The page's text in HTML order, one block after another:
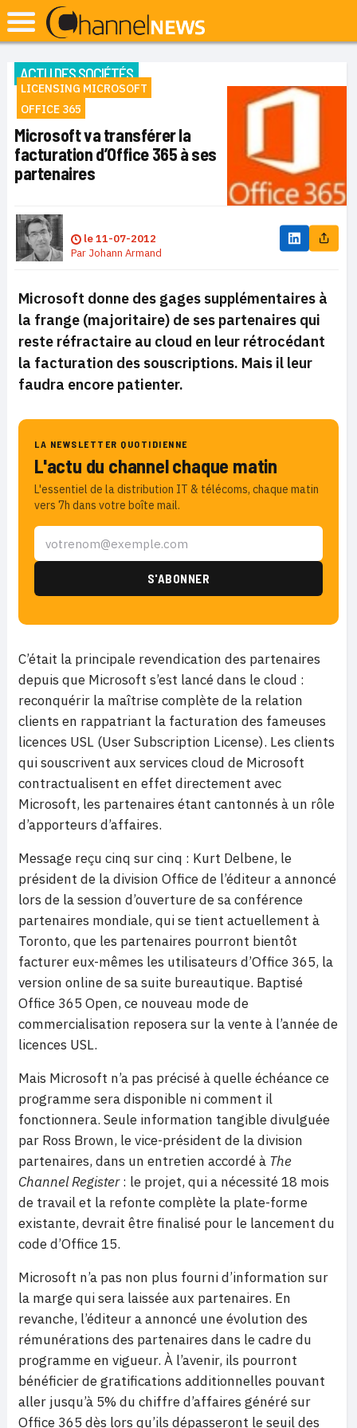
ACTU DES SOCIÉTÉS
LICENSING MICROSOFT
OFFICE 365
Microsoft va transférer la
facturation d’Office 365 à ses
partenaires
le11-07-2012
Par Johann Armand
Microsoft donne des gages supplémentaires à
la frange (majoritaire) de ses partenaires qui
reste réfractaire au cloud en leur rétrocédant
la facturation des souscriptions. Mais il leur
faudra encore patienter.
LA NEWSLETTER QUOTIDIENNE
L'actu du channel chaque matin
L'essentiel de la distribution IT & télécoms, chaque matin
vers 7h dans votre boîte mail.
C’était la principale revendication des partenaires
depuis que Microsoft s’est lancé dans le cloud :
reconquérir la maîtrise complète de la relation
clients en rappatriant la facturation des fameuses
licences USL (User Subscription License). Les clients
qui souscrivent aux services cloud de Microsoft
contractualisent en effet directement avec
Microsoft, les partenaires étant cantonnés à un rôle
d’apporteurs d’affaires.
Message reçu cinq sur cinq : Kurt Delbene, le
président de la division Office de l’éditeur a annoncé
lors de la session d’ouverture de sa conférence
partenaires mondiale, qui se tient actuellement à
Toronto, que les partenaires pourront bientôt
facturer eux-mêmes les utilisateurs d’Office 365, la
version online de sa suite bureautique. Baptisé
Office 365 Open, ce nouveau mode de
commercialisation reposera sur la vente à l’année de
licences USL.
Mais Microsoft n’a pas précisé à quelle échéance ce
programme sera disponible ni comment il
fonctionnera. Seule information tangible divulguée
par Ross Brown, le vice-président de la division
partenaires, dans un entretien accordé à The
Channel Register: le projet, qui a nécessité 18 mois
de travail et la refonte complète la plate-forme
existante, devrait être finalisé pour le lancement du
code d’Office 15.
Microsoft n’a pas non plus fourni d’information sur
la marge qui sera laissée aux partenaires. En
revanche, l’éditeur a annoncé une évolution des
rémunérations des partenaires dans le cadre du
programme en vigueur. À l’avenir, ils pourront
bénéficier de gratifications additionnelles pouvant
aller jusqu’à 5% du chiffre d’affaires généré sur
Office 365 dès lors qu’ils dépasseront le seuil des